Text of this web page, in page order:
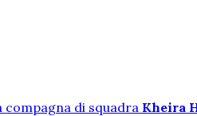
compagna di squadra Kheira